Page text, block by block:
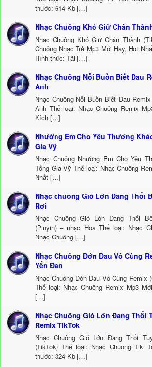
thước: 614 Kb […]
Nhạc Chuông Khó Giữ Chân
Nhạc Chuông Khó Giữ Chân Thành
Chuông Nhạc Trẻ Mp3 Mới Hay, Hot
Hình thức: Tải […]
Nhạc Chuông Nỗi Buồn Biết Đau
Anh
Nhạc Chuông Nỗi Buồn Biết Đau
Anh Thể loại: Nhạc Chuông Remix
Kích […]
Nhường Em Cho Yêu Thương
Gia Vỹ
Nhạc Chuông Nhường Em Cho Yêu
Tống Gia Vỹ Thể loại: Nhạc Chuông
Nhất […]
Nhạc chuông Gió Lớn Đang Thổi
Rơi
Nhạc Chuông Gió Lớn Đang Thổi
(Pinyin) – nhạc Hoa Thể loại: Nhạc
Nhạc Chuông […]
Nhạc Chuông Đớn Đau Vô Cùng
Yến Đan
Nhạc Chuông Đớn Đau Vô Cùng Remix
Thể loại: Nhạc Chuông Remix Mp3
[…]
Nhạc Chuông Gió Lớn Đang Thổi
Remix TikTok
Nhạc Chuông Gió Lớn Đang Thổi
(TikTok) Thể loại: Nhạc Chuông Tik
thước: 324 Kb […]